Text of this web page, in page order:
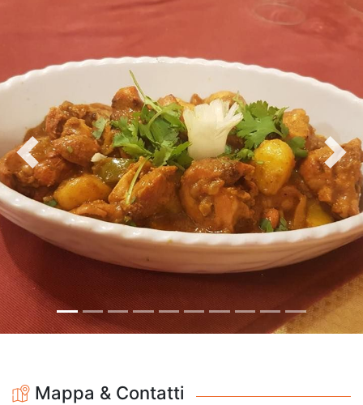
Precedente
Mappa & Contatti